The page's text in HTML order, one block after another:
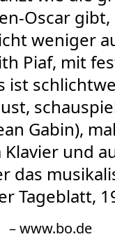
Oscar
weniger
Piaf, mit
ist
Gabin),
und
das
Tageblatt,
– www.bo.de